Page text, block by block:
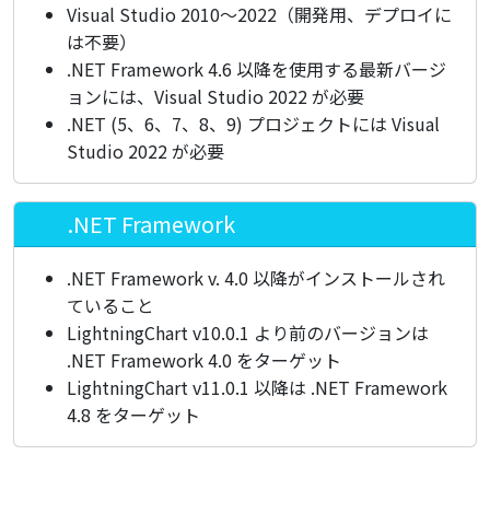
Visual Studio 2010～2022（開発用、デプロイに
は不要）
.NET Framework 4.6 以降を使用する最新バージ
ョンには、Visual Studio 2022 が必要
.NET (5、6、7、8、9) プロジェクトには Visual
Studio 2022 が必要
.NET Framework
.NET Framework v. 4.0 以降がインストールされ
ていること
LightningChart v10.0.1 より前のバージョンは
.NET Framework 4.0 をターゲット
LightningChart v11.0.1 以降は .NET Framework
4.8 をターゲット